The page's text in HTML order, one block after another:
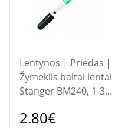
Lentynos | Priedas |
Žymeklis baltai lentai
Stanger BM240, 1-3
juodas 1 vnt.
2.80€